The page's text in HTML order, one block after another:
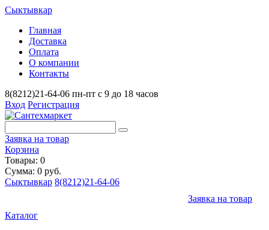
Сыктывкар
Главная
Доставка
Оплата
О компании
Контакты
8(8212)21-64-06 пн-пт с 9 до 18 часов
Вход Регистрация
Заявка на товар
Корзина
Товары: 0
Сумма: 0 руб.
Сыктывкар 8(8212)21-64-06
Заявка на товар
Каталог